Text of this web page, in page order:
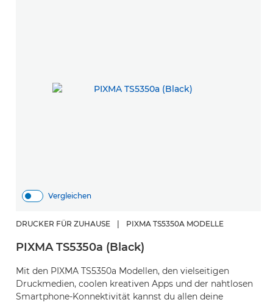
Vergleichen
DRUCKER FÜR ZUHAUSE PIXMA TS5350A MODELLE
PIXMA TS5350a (Black)
Mit den PIXMA TS5350a Modellen, den vielseitigen
Druckmedien, coolen kreativen Apps und der nahtlosen
Smartphone-Konnektivität kannst du allen deine